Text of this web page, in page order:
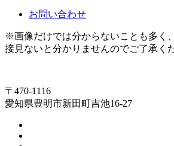
お問い合わせ
※画像だけでは分からないことも多く
接見ないと分かりませんのでご了承く
〒470-1116
愛知県豊明市新田町吉池16-27